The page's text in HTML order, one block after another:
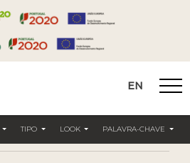
EN
TIPO LOOK PALAVRA-CHAVE